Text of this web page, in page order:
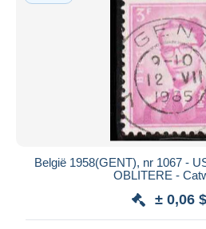
België 1958(GENT), nr 1067 -
OBLITERE -
± 0,06